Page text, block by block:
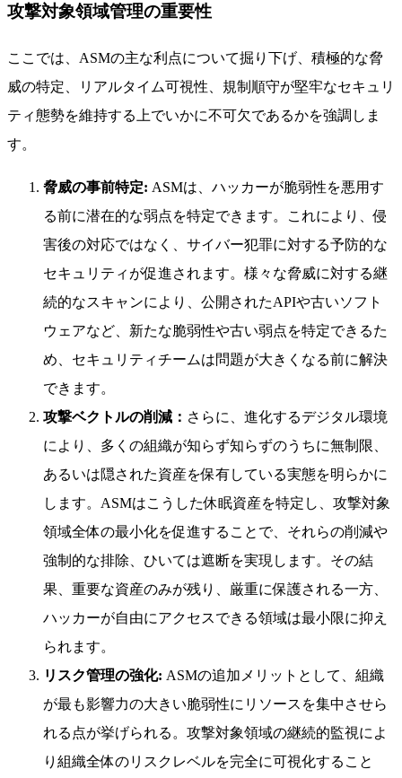
攻撃対象領域管理の重要性
ここでは、ASMの主な利点について掘り下げ、積極的な脅
威の特定、リアルタイム可視性、規制順守が堅牢なセキュリ
ティ態勢を維持する上でいかに不可欠であるかを強調しま
す。
脅威の事前特定: ASMは、ハッカーが脆弱性を悪用す
る前に潜在的な弱点を特定できます。これにより、侵
害後の対応ではなく、サイバー犯罪に対する予防的な
セキュリティが促進されます。様々な脅威に対する継
続的なスキャンにより、公開されたAPIや古いソフト
ウェアなど、新たな脆弱性や古い弱点を特定できるた
め、セキュリティチームは問題が大きくなる前に解決
できます。
攻撃ベクトルの削減： さらに、進化するデジタル環境
により、多くの組織が知らず知らずのうちに無制限、
あるいは隠された資産を保有している実態を明らかに
します。ASMはこうした休眠資産を特定し、攻撃対象
領域全体の最小化を促進することで、それらの削減や
強制的な排除、ひいては遮断を実現します。その結
果、重要な資産のみが残り、厳重に保護される一方、
ハッカーが自由にアクセスできる領域は最小限に抑え
られます。
リスク管理の強化: ASMの追加メリットとして、組織
が最も影響力の大きい脆弱性にリソースを集中させら
れる点が挙げられる。攻撃対象領域の継続的監視によ
り組織全体のリスクレベルを完全に可視化すること